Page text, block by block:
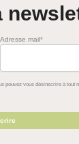
Adresse mail*
pouvez vous désinscrire à tout